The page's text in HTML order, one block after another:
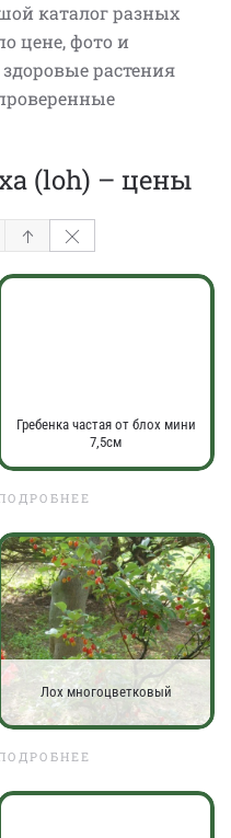
каталог разных
цене, фото и
растения
(loh) – цены
Гребенка частая от блох мини
7,5см
Лох многоцветковый